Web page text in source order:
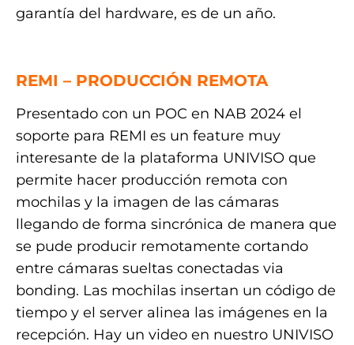
garantía del hardware, es de un año.
REMI – PRODUCCIÓN REMOTA
Presentado con un POC en NAB 2024 el
soporte para REMI es un feature muy
interesante de la plataforma UNIVISO que
permite hacer producción remota con
mochilas y la imagen de las cámaras
llegando de forma sincrónica de manera que
se pude producir remotamente cortando
entre cámaras sueltas conectadas via
bonding. Las mochilas insertan un código de
tiempo y el server alinea las imágenes en la
recepción. Hay un video en nuestro UNIVISO